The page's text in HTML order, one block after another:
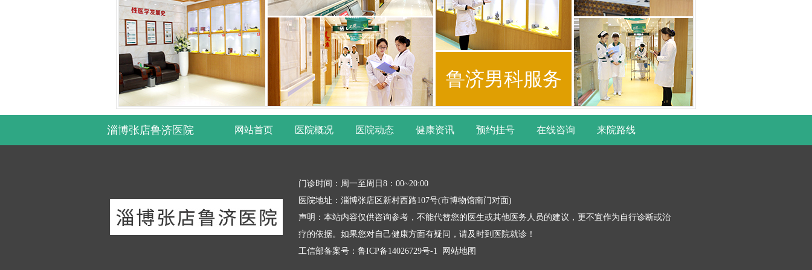
鲁济男科服务
淄博张店鲁济医院 网站首页 医院概况 医院动态 健康资讯 预约挂号 在线咨询 来院路线
门诊时间：周一至周日8：00~20:00
医院地址：淄博张店区新村西路107号(市博物馆南门对面)
声明：本站内容仅供咨询参考，不能代替您的医生或其他医务人员的建议，更不宜作为自行诊断或治
疗的依据。如果您对自己健康方面有疑问，请及时到医院就诊！
工信部备案号： 鲁ICP备14026729号-1 网站地图